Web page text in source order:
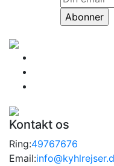
Kontakt os
Ring:49767676
Email: